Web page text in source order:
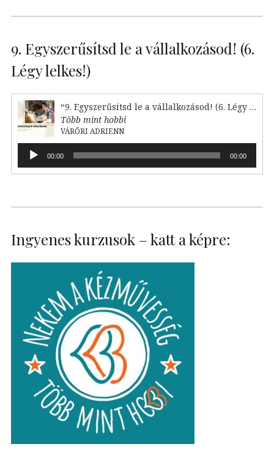
9. Egyszerűsítsd le a vállalkozásod! (6.
Légy lelkes!)
“9. Egyszerűsítsd le a vállalkozásod! (6. Légy lelkes!)”
Több mint hobbi
VÁRŐRI ADRIENN
Audió
lejátszó00:00 00:00
Ingyenes kurzusok – katt a képre: